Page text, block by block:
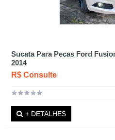
Sucata Para Pecas Ford
2014
R$ Consulte
+ DETALHES